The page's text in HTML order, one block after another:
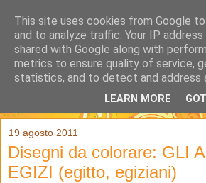
19 agosto 2011
Disegni da colorare: GLI
EGIZI (egitto, egiziani)
This site uses cookies from Google
and to analyze traffic. Your IP
shared with Google along with
metrics to ensure quality of service,
statistics, and to detect and address
LEARN MORE